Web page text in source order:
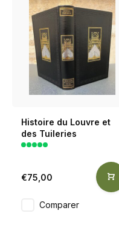
Histoire du Louvre et
des Tuileries
€75,00
Comparer